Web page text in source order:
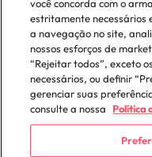
Politica de cookies
Política de Biblioteca
Politica de escravidão
você concorda com o
estritamente necessários
a navegação no site,
nossos esforços de
“Rejeitar todos”, exceto
necessários, ou definir
gerenciar suas
consulte a nossa
Política